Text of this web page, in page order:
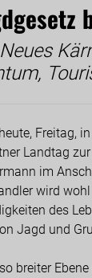
Freitag,
Landtag
im
wird
des
Jagd und
breiter